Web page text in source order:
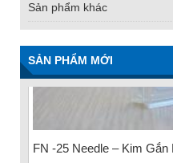
Sản phẩm khác
SẢN PHẨM MỚI
FN -25 Needle – Kim Gắn
34.3mm